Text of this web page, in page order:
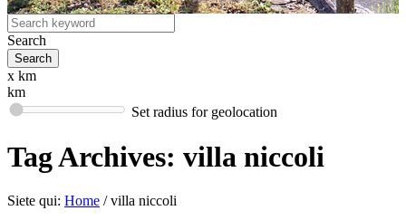
Search
x km
km
Set radius for geolocation
Tag Archives: villa niccoli
Siete qui: Home / villa niccoli